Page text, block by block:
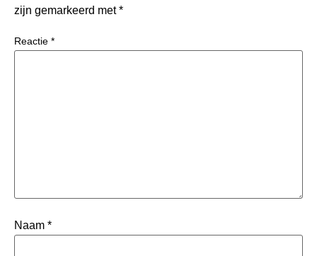
zijn gemarkeerd met*
Reactie *
Naam *